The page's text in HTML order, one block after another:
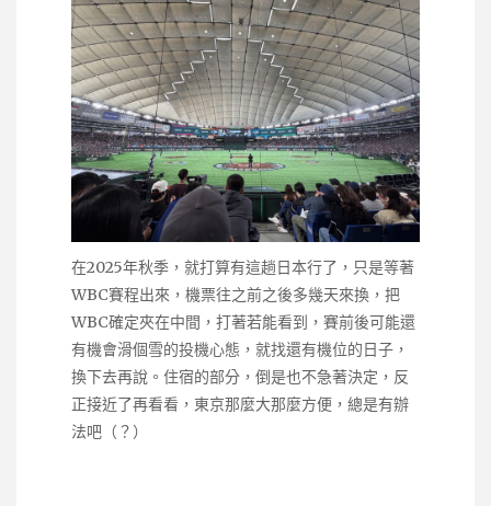
在2025年秋季，就打算有這趟日本行了，只是等著
WBC賽程出來，機票往之前之後多幾天來換，把
WBC確定夾在中間，打著若能看到，賽前後可能還
有機會滑個雪的投機心態，就找還有機位的日子，
換下去再說。住宿的部分，倒是也不急著決定，反
正接近了再看看，東京那麼大那麼方便，總是有辦
法吧（？）